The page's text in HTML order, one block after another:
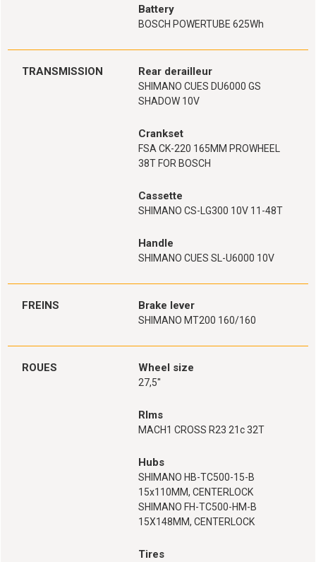
Battery
BOSCH POWERTUBE 625Wh
TRANSMISSION Rear derailleur
SHIMANO CUES DU6000 GS
SHADOW 10V
Crankset
FSA CK-220 165MM PROWHEEL
38T FOR BOSCH
Cassette
SHIMANO CS-LG300 10V 11-48T
Handle
SHIMANO CUES SL-U6000 10V
FREINS Brake lever
SHIMANO MT200 160/160
ROUES Wheel size
27,5''
RIms
MACH1 CROSS R23 21c 32T
Hubs
SHIMANO HB-TC500-15-B
15x110MM, CENTERLOCK
SHIMANO FH-TC500-HM-B
15X148MM, CENTERLOCK
Tires